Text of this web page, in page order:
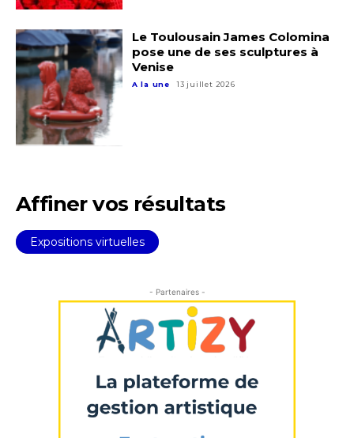
Le Toulousain James Colomina
pose une de ses sculptures à
Venise
A la une 13 juillet 2026
Affiner vos résultats
Expositions virtuelles
- Partenaires -